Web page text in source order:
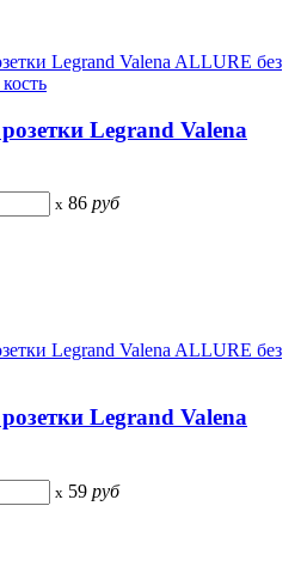
Legrand Valena
x 86 руб
Legrand Valena
x 59 руб